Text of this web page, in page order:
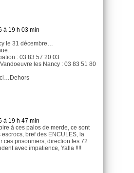
à 19 h 03 min
le 31 décembre…
: 03 83 57 20 03
les Nancy : 03 83 51 80
à 19 h 47 min
à ces palos de merde, ce sont
bref des ENCULES, la
ces prisonniers, direction les 72
avec impatience, Yalla !!!!